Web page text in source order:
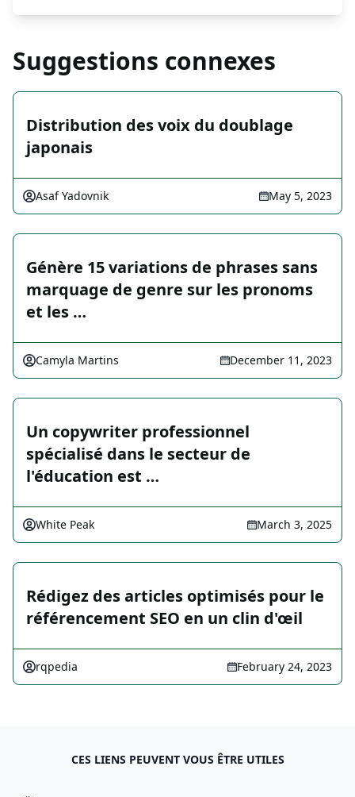
Suggestions connexes
Distribution des voix du doublage
japonais
Asaf Yadovnik May 5, 2023
Génère 15 variations de phrases sans
marquage de genre sur les pronoms
et les …
Camyla Martins December 11, 2023
Un copywriter professionnel
spécialisé dans le secteur de
l'éducation est …
White Peak March 3, 2025
Rédigez des articles optimisés pour le
référencement SEO en un clin d'œil
rqpedia February 24, 2023
CES LIENS PEUVENT VOUS ÊTRE UTILES